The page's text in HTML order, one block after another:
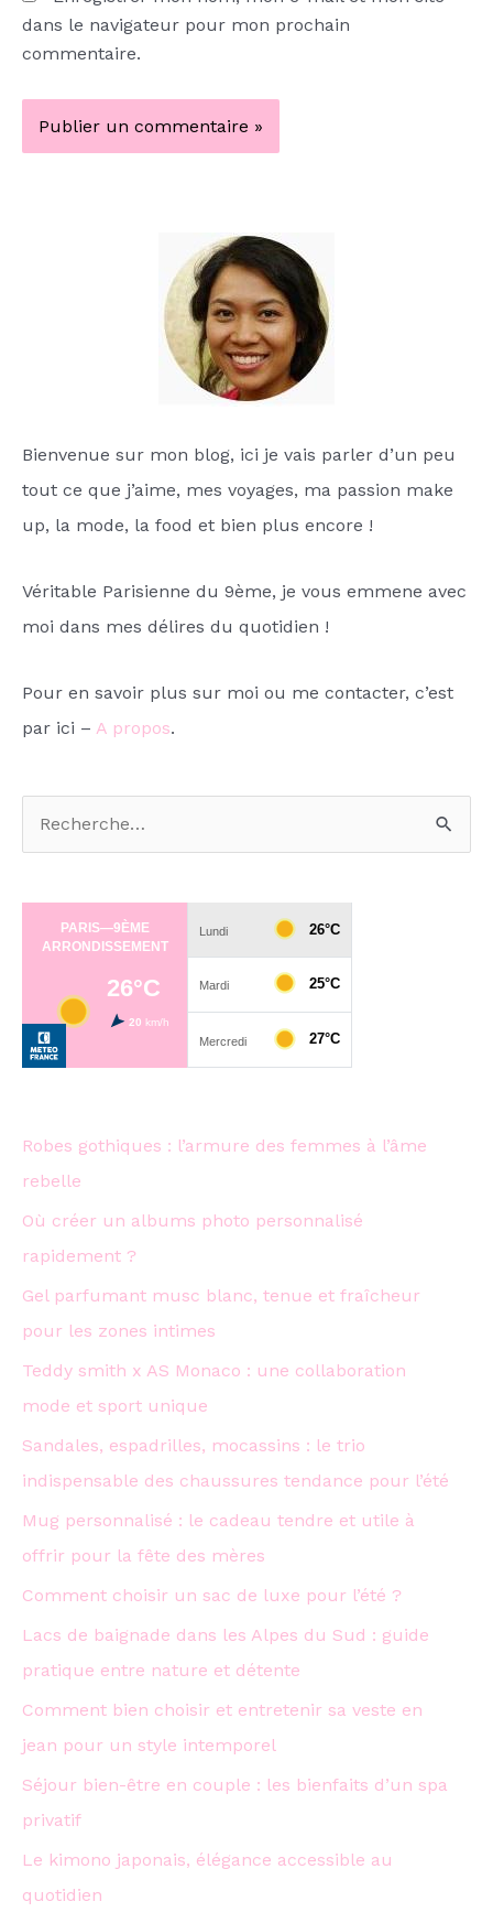
dans le navigateur pour mon prochain
commentaire.
Bienvenue sur mon blog, ici je vais parler d’un peu
tout ce que j’aime, mes voyages, ma passion make
up, la mode, la food et bien plus encore !
Véritable Parisienne du 9ème, je vous emmene avec
moi dans mes délires du quotidien !
Pour en savoir plus sur moi ou me contacter, c’est
par ici – A propos.
c
r
:
Robes gothiques : l’armure des femmes à l’âme
rebelle
Où créer un albums photo personnalisé
rapidement ?
Gel parfumant musc blanc, tenue et fraîcheur
pour les zones intimes
Teddy smith x AS Monaco : une collaboration
mode et sport unique
Sandales, espadrilles, mocassins : le trio
indispensable des chaussures tendance pour l’été
Mug personnalisé : le cadeau tendre et utile à
offrir pour la fête des mères
Comment choisir un sac de luxe pour l’été ?
Lacs de baignade dans les Alpes du Sud : guide
pratique entre nature et détente
Comment bien choisir et entretenir sa veste en
jean pour un style intemporel
Séjour bien-être en couple : les bienfaits d’un spa
privatif
Le kimono japonais, élégance accessible au
quotidien